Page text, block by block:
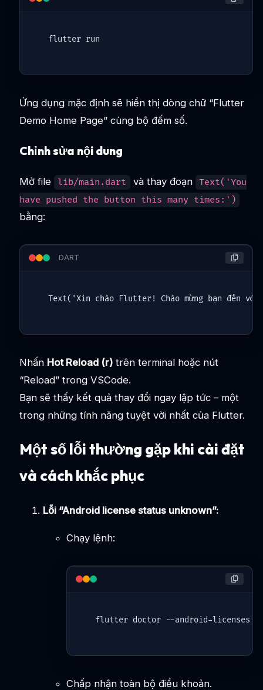
Ứng dụng mặc định sẽ hiển thị dòng chữ “Flutter
Demo Home Page” cùng bộ đếm số.
Chỉnh sửa nội dung
Mở file lib/main.dart và thay đoạn Text('You
have pushed the button this many times:')
bằng:
DART
Nhấn Hot Reload (r) trên terminal hoặc nút
“Reload” trong VSCode.
Bạn sẽ thấy kết quả thay đổi ngay lập tức – một
trong những tính năng tuyệt vời nhất của Flutter.
Một số lỗi thường gặp khi cài đặt
và cách khắc phục
Lỗi “Android license status unknown”:
Chạy lệnh:
flutter doctor --android-licenses
Chấp nhận toàn bộ điều khoản.